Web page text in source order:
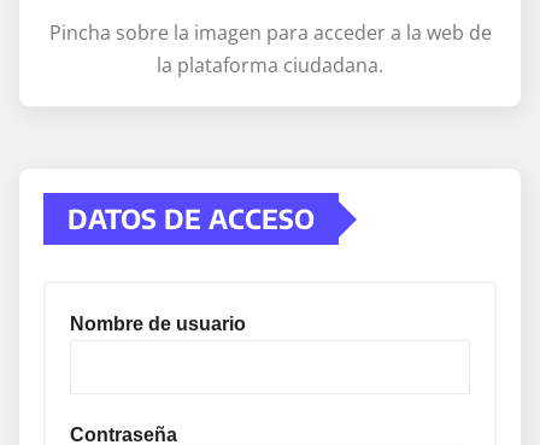
Pincha sobre la imagen para acceder a la web de
la plataforma ciudadana.
DATOS DE ACCESO
Nombre de usuario
Contraseña